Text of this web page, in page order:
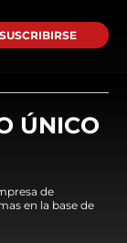
SUSCRIBIRSE
ÚNICO
de
en la base de